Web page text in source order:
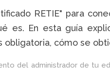
RETIE" para
es. En esta guía
obligatoria, cómo se
del administrador de tu